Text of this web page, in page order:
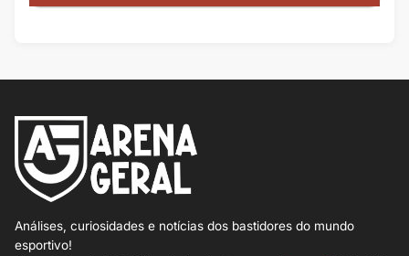
Análises, curiosidades e notícias dos bastidores do mundo
esportivo!